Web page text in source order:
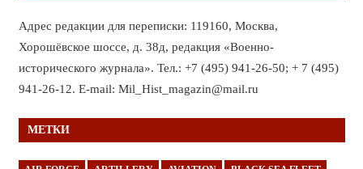
Адрес редакции для переписки: 119160, Москва,
Хорошёвское шоссе, д. 38д, редакция «Военно-
исторического журнала». Тел.: +7 (495) 941-26-50; + 7 (495)
941-26-12. E-mail: Mil_Hist_magazin@mail.ru
МЕТКИ